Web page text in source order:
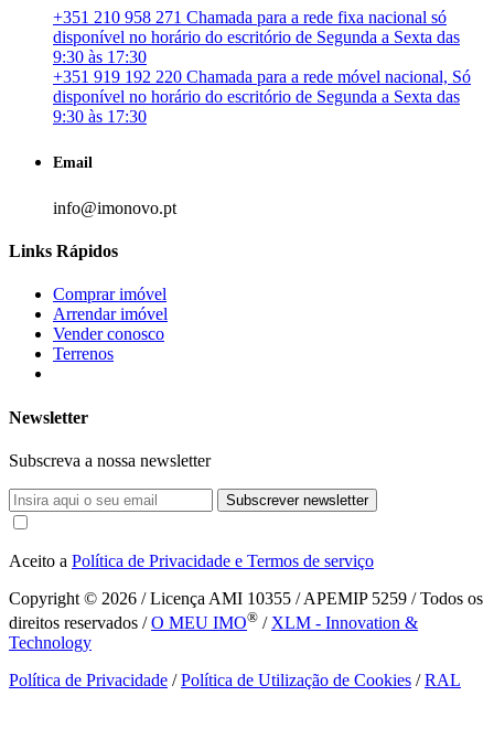
+351 210 958 271 Chamada para a rede fixa nacional só
disponível no horário do escritório de Segunda a Sexta das
9:30 às 17:30
+351 919 192 220 Chamada para a rede móvel nacional, Só
disponível no horário do escritório de Segunda a Sexta das
9:30 às 17:30
Email
info@imonovo.pt
Links Rápidos
Comprar imóvel
Arrendar imóvel
Vender conosco
Terrenos
Newsletter
Subscreva a nossa newsletter
Subscrever newsletter
Aceito a Política de Privacidade e Termos de serviço
Copyright © 2026 / Licença AMI 10355 / APEMIP 5259 / Todos os
direitos reservados /O MEU IMO® / XLM - Innovation &
Technology
Política de Privacidade /Política de Utilização de Cookies /RAL